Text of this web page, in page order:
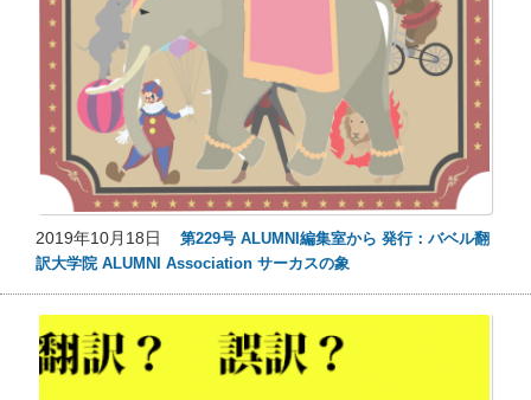
2019年10月18日 第229号 ALUMNI編集室から 発行：バベル翻
訳大学院 ALUMNI Association サーカスの象